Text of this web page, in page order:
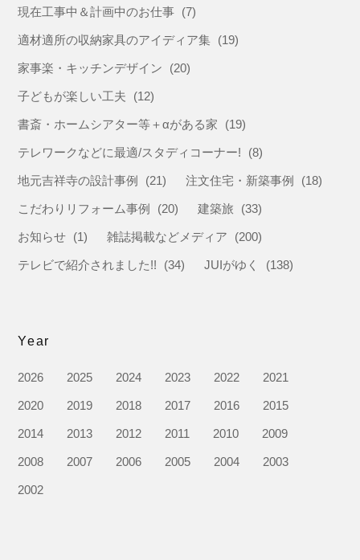
現在工事中＆計画中のお仕事 (7)
適材適所の収納家具のアイディア集 (19)
家事楽・キッチンデザイン (20)
子どもが楽しい工夫 (12)
書斎・ホームシアター等＋αがある家 (19)
テレワークなどに最適/スタディコーナー! (8)
地元吉祥寺の設計事例 (21) 注文住宅・新築事例 (18)
こだわりリフォーム事例 (20) 建築旅 (33)
お知らせ (1) 雑誌掲載などメディア (200)
テレビで紹介されました!! (34) JUIがゆく (138)
Year
2026 2025 2024 2023 2022 2021
2020 2019 2018 2017 2016 2015
2014 2013 2012 2011 2010 2009
2008 2007 2006 2005 2004 2003
2002